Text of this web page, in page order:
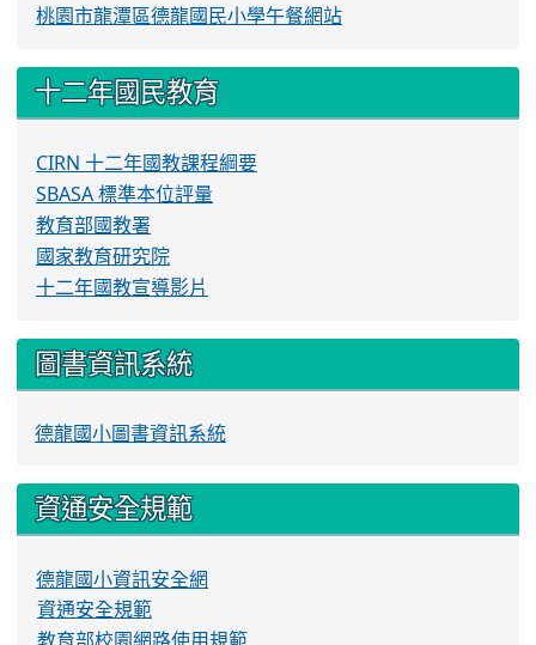
桃園市龍潭區德龍國民小學午餐網站
十二年國民教育
CIRN 十二年國教課程綱要
SBASA 標準本位評量
教育部國教署
國家教育研究院
十二年國教宣導影片
圖書資訊系統
德龍國小圖書資訊系統
資通安全規範
德龍國小資訊安全網
資通安全規範